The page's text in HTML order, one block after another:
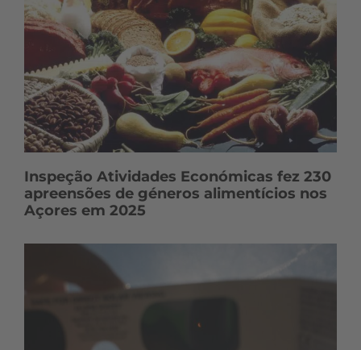
Inspeção Atividades Económicas fez 230
apreensões de géneros alimentícios nos
Açores em 2025